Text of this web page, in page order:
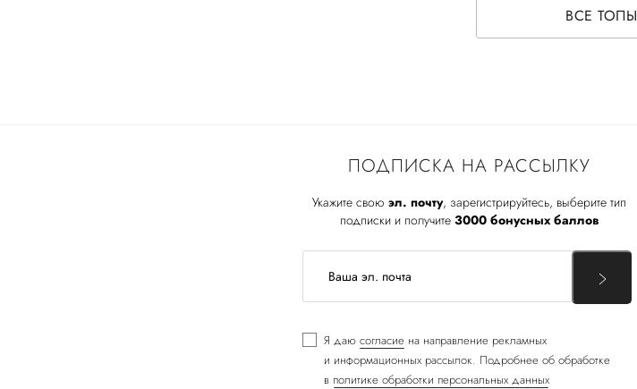
ВСЕ ТОПЫ
ПОДПИСКА НА РАССЫЛКУ
Укажите свою эл. почту, зарегистрируйтесь, выберите тип
подписки и получите 3000 бонусных баллов
Я даю согласие на направление рекламных
и информационных рассылок. Подробнее об обработке
в политике обработки персональных данных